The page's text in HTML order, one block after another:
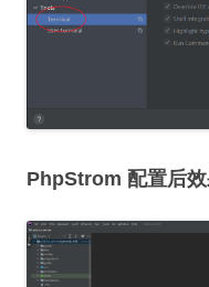
PhpStrom 配置后